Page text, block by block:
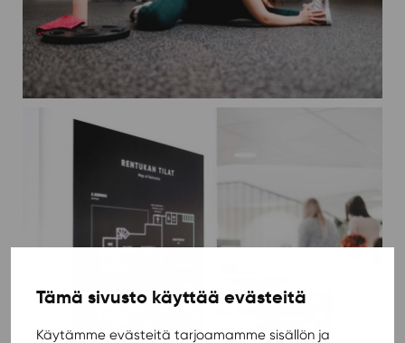
Tämä sivusto käyttää evästeitä
Käytämme evästeitä tarjoamamme sisällön ja